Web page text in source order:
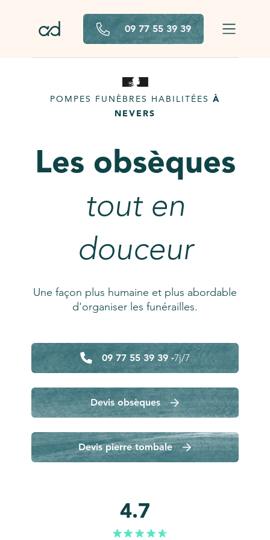
09 77 55 39 39
POMPES FUNÈBRES HABILITÉES À
NEVERS
Les obsèques
tout en
douceur
Une façon plus humaine et plus abordable
d'organiser les funérailles.
09 77 55 39 39 -7j/7
Devis obsèques
Devis pierre tombale
4.7